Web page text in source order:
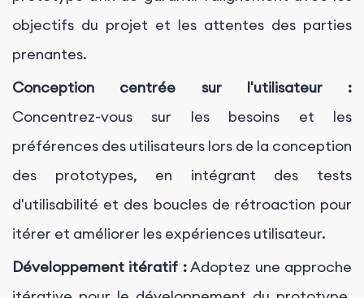
objectifs du projet et les attentes des parties
prenantes.
Conception centrée sur l'utilisateur :
Concentrez-vous sur les besoins et les
préférences des utilisateurs lors de la conception
des prototypes, en intégrant des tests
d'utilisabilité et des boucles de rétroaction pour
itérer et améliorer les expériences utilisateur.
Développement itératif :Adoptez une approche